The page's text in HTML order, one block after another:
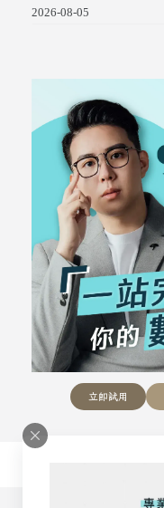
2026-08-05
立即試用